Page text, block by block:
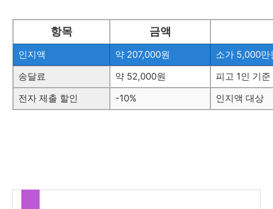
항목 금액
인지액 약 207,000원
소가 5,000만
송달료
약 52,000원
피고 1인 기준
전자 제출 할인
-10% 인지액 대상